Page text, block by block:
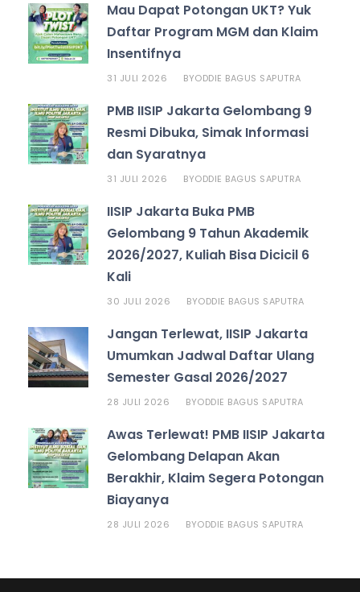
Mau Dapat Potongan UKT? Yuk
Daftar Program MGM dan Klaim
Insentifnya
31 JULI 2026 BYODDIE BAGUS SAPUTRA
PMB IISIP Jakarta Gelombang 9
Resmi Dibuka, Simak Informasi
dan Syaratnya
31 JULI 2026 BYODDIE BAGUS SAPUTRA
IISIP Jakarta Buka PMB
Gelombang 9 Tahun Akademik
2026/2027, Kuliah Bisa Dicicil 6
Kali
30 JULI 2026 BYODDIE BAGUS SAPUTRA
Jangan Terlewat, IISIP Jakarta
Umumkan Jadwal Daftar Ulang
Semester Gasal 2026/2027
28 JULI 2026 BYODDIE BAGUS SAPUTRA
Awas Terlewat! PMB IISIP Jakarta
Gelombang Delapan Akan
Berakhir, Klaim Segera Potongan
Biayanya
28 JULI 2026 BYODDIE BAGUS SAPUTRA